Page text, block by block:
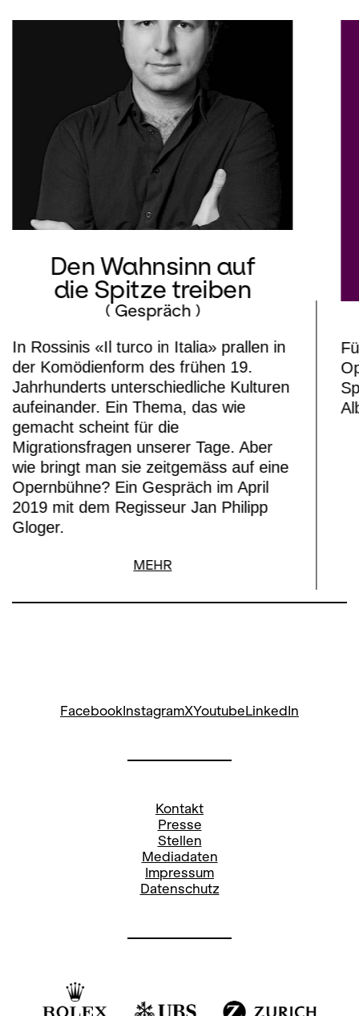
Den Wahnsinn auf
die Spitze treiben
( Gespräch )
In Rossinis «Il turco in Italia» prallen in
der Komödienform des frühen 19.
Jahrhunderts unterschiedliche Kulturen
aufeinander. Ein Thema, das wie
gemacht scheint für die
Migrationsfragen unserer Tage. Aber
wie bringt man sie zeitgemäss auf eine
Opernbühne? Ein Gespräch im April
2019 mit dem Regisseur Jan Philipp
Gloger.
MEHR
FacebookInstagramXYoutubeLinkedIn
Kontakt
Presse
Stellen
Mediadaten
Impressum
Datenschutz